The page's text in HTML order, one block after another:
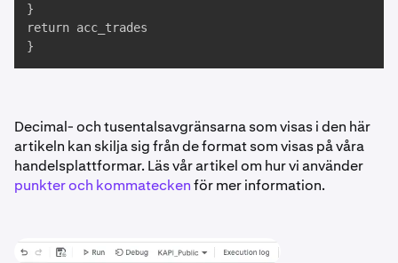
}
return acc_trades
}
Decimal- och tusentalsavgränsarna som visas i den här
artikeln kan skilja sig från de format som visas på våra
handelsplattformar. Läs vår artikel om hur vi använder
punkter och kommateckenför mer information.